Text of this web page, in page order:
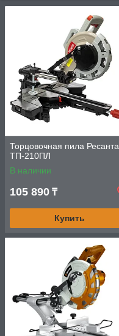
Торцовочная пила Ресанта
ТП-210ПЛ
В наличии
105 890 ₸
Купить